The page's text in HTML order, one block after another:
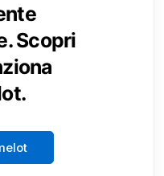
Scopri